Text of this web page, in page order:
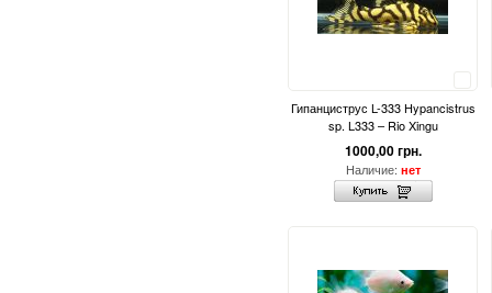
Гипанциструс L-333 Hypancistrus
sp. L333 – Rio Xingu
1000,00 грн.
Наличие: нет